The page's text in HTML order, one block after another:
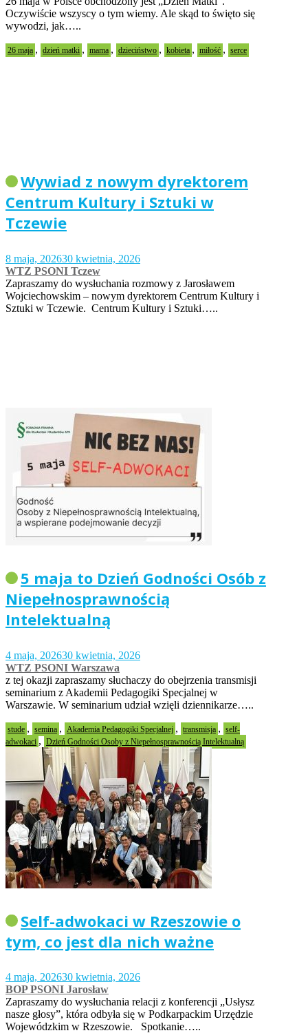
Oczywiście wszyscy o tym wiemy. Ale skąd to święto się
wywodzi, jak…..
26 maja , dzień matki , mama , dzieciństwo , kobieta , miłość , serce
Wywiad z nowym dyrektorem
Centrum Kultury i Sztuki w
Tczewie
8 maja, 202630 kwietnia, 2026
WTZ PSONI Tczew
Zapraszamy do wysłuchania rozmowy z Jarosławem
Wojciechowskim – nowym dyrektorem Centrum Kultury i
Sztuki w Tczewie. Centrum Kultury i Sztuki…..
5 maja to Dzień Godności Osób z
Niepełnosprawnością
Intelektualną
4 maja, 202630 kwietnia, 2026
WTZ PSONI Warszawa
z tej okazji zapraszamy słuchaczy do obejrzenia transmisji
seminarium z Akademii Pedagogiki Specjalnej w
Warszawie. W seminarium udział wzięli dziennikarze…..
stude , semina , Akademia Pedagogiki Specjalnej , transmisja , self-
adwokaci , Dzień Godności Osoby z Niepełnosprawnością Intelektualną
Self-adwokaci w Rzeszowie o
tym, co jest dla nich ważne
4 maja, 202630 kwietnia, 2026
BOP PSONI Jarosław
Zapraszamy do wysłuchania relacji z konferencji „Usłysz
nasze głosy”, która odbyła się w Podkarpackim Urzędzie
Wojewódzkim w Rzeszowie. Spotkanie…..